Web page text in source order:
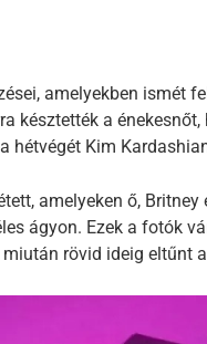
amelyekben ismét
késztették a énekesnőt,
hétvégét Kim
amelyeken ő, Britney
ágyon. Ezek a fotók
rövid ideig eltűnt